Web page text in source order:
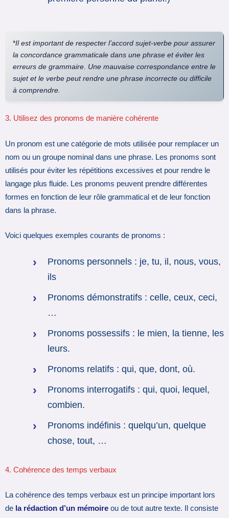
*Il est important de respecter l’accord sujet-verbe pour assurer
la concordance grammaticale dans une phrase et éviter les
erreurs de grammaire. Une mauvaise correspondance entre le
sujet et le verbe peut rendre une phrase incorrecte ou difficile
à comprendre.
3. Utilisez des pronoms de manière cohérente
Un pronom est une catégorie de mots utilisée pour remplacer un
nom ou un groupe nominal dans une phrase. Les pronoms sont
utilisés pour éviter les répétitions excessives et pour rendre le
langage plus fluide. Les pronoms peuvent prendre différentes
formes en fonction de leur rôle grammatical et de leur fonction
dans la phrase.
Voici quelques exemples courants de pronoms :
Pronoms personnels : je, tu, il, nous, vous,
ils
Pronoms démonstratifs : celle, ceux, ceci,
…
Pronoms possessifs : le mien, la tienne, les
leurs.
Pronoms relatifs : qui, que, dont, où.
Pronoms interrogatifs : qui, quoi, lequel,
combien.
Pronoms indéfinis : quelqu’un, quelque
chose, tout, …
4. Cohérence des temps verbaux
La cohérence des temps verbaux est un principe important lors
de la rédaction d’un mémoire ou de tout autre texte. Il consiste